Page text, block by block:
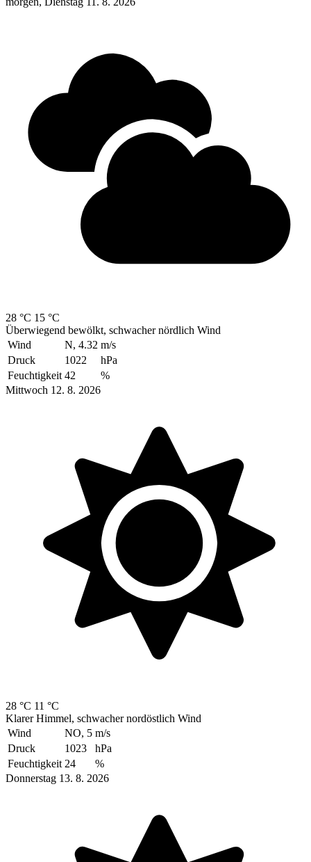
28 °C 15 °C
Überwiegend bewölkt, schwacher nördlich Wind
Wind
N, 4.32 m/s
Druck
1022
hPa
Feuchtigkeit 42
%
Mittwoch 12. 8. 2026
28 °C 11 °C
Klarer Himmel, schwacher nordöstlich Wind
Wind
NO, 5 m/s
Druck
1023
hPa
Feuchtigkeit 24
%
Donnerstag 13. 8. 2026